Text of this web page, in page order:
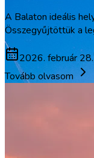
A Balaton ideális
Összegyűjtöttük a
2026. február 28.
Tovább olvasom